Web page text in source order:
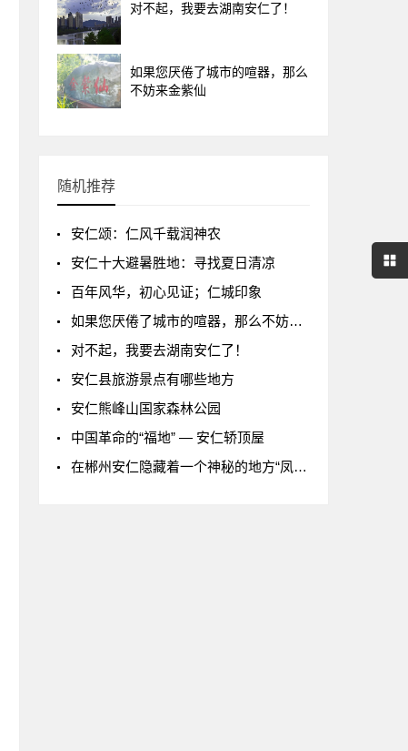
对不起，我要去湖南安仁了！
如果您厌倦了城市的喧器，那么
不妨来金紫仙
随机推荐
安仁颂：仁风千载润神农
安仁十大避暑胜地：寻找夏日清凉
百年风华，初心见证；仁城印象
如果您厌倦了城市的喧器，那么不妨来金紫仙
对不起，我要去湖南安仁了！
安仁县旅游景点有哪些地方
安仁熊峰山国家森林公园
中国革命的“福地” — 安仁轿顶屋
在郴州安仁隐藏着一个神秘的地方“凤仙谷”